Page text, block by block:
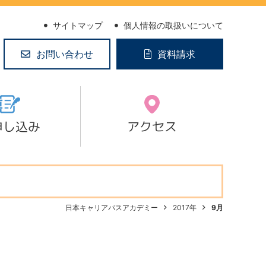
サイトマップ 個人情報の取扱いについて
お問い合わせ 資料請求
込み アクセス
日本キャリアパスアカデミー 2017年 9月